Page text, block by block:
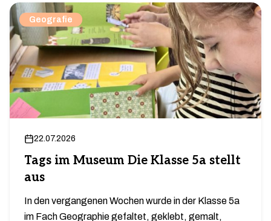
Geografie
22.07.2026
Tags im Museum Die Klasse 5a stellt
aus
In den vergangenen Wochen wurde in der Klasse 5a
im Fach Geographie gefaltet, geklebt, gemalt,